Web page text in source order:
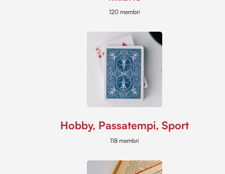
120 membri
Hobby, Passatempi, Sport
118 membri